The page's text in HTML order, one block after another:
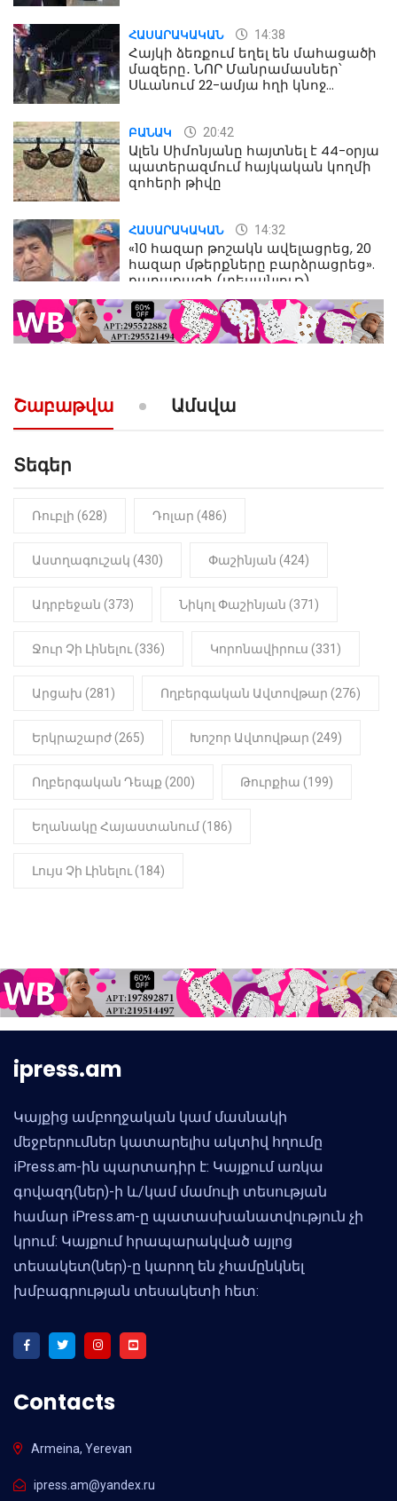
ՀԱՍԱՐԱԿԱԿԱՆ 14:38
Հայկի ձեռքում եղել են մահացածի
մազերը․ ՆՈՐ Մանրամասներ՝
Սևանում 22-ամյա հղի կնոջ
ԲԱՆԱԿ 20:42
Ալեն Սիմոնյանը հայտնել է 44-օրյա
պատերազմում հայկական կողմի
զոհերի թիվը
ՀԱՍԱՐԱԿԱԿԱՆ 14:32
«10 հազար թոշակն ավելացրեց, 20
հազար մթերքները բարձրացրեց».
քաղաքացի (տեսանյութ)
ՔԱՂԱՔԱԿԱՆ 10:52
«Լեզվիդ տալու փոխարեն
Սաղաթելյան (տեսանյութ)
Շաբաթվա Ամսվա
Տեգեր
Ռուբլի (628) Դոլար (486)
Աստղագուշակ (430) Փաշինյան (424)
Ադրբեջան (373) Նիկոլ Փաշինյան (371)
Ջուր Չի Լինելու (336) Կորոնավիրուս (331)
Արցախ (281) Ողբերգական Ավտովթար (276)
Երկրաշարժ (265) Խոշոր Ավտովթար (249)
Ողբերգական Դեպք (200) Թուրքիա (199)
Եղանակը Հայաստանում (186)
Լույս Չի Լինելու (184)
ipress.am
Կայքից ամբողջական կամ մասնակի
մեջբերումներ կատարելիս ակտիվ հղումը
iPress.am-ին պարտադիր է: Կայքում առկա
գովազդ(ներ)-ի և/կամ մամուլի տեսության
համար iPress.am-ը պատասխանատվություն չի
կրում: Կայքում հրապարակված այլոց
տեսակետ(ներ)-ը կարող են չհամընկնել
խմբագրության տեսակետի հետ:
Contacts
Armeina, Yerevan
ipress.am@yandex.ru